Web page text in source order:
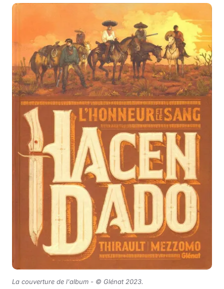
La couverture de l'album - © Glénat 2023.